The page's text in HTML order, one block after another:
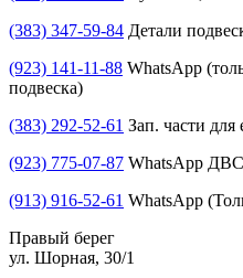
(383) 347-59-84 Детали
(923) 141-11-88 WhatsApp
подвеска)
(383) 292-52-61 Зап. части для
(923) 775-07-87 WhatsApp
(913) 916-52-61 WhatsApp
Правый берег
ул. Шорная, 30/1